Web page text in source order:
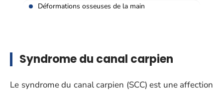
Déformations osseuses de la main
Syndrome du canal carpien
Le syndrome du canal carpien (SCC) est une affection